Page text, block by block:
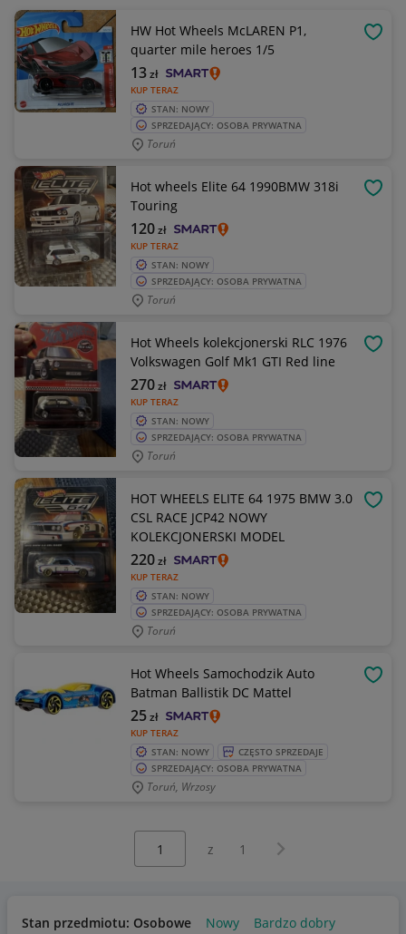
HW Hot Wheels McLAREN P1,
quarter mile heroes 1/5
KUP TERAZ
13zł
STAN: NOWY
SPRZEDAJĄCY: OSOBA PRYWATNA
Toruń
Hot wheels Elite 64 1990BMW 318i
Touring
KUP TERAZ
120zł
STAN: NOWY
SPRZEDAJĄCY: OSOBA PRYWATNA
Toruń
Hot Wheels kolekcjonerski RLC 1976
Volkswagen Golf Mk1 GTI Red line
KUP TERAZ
270zł
STAN: NOWY
SPRZEDAJĄCY: OSOBA PRYWATNA
Toruń
HOT WHEELS ELITE 64 1975 BMW 3.0
CSL RACE JCP42 NOWY
KOLEKCJONERSKI MODEL
KUP TERAZ
220zł
STAN: NOWY
SPRZEDAJĄCY: OSOBA PRYWATNA
Toruń
Hot Wheels Samochodzik Auto
Batman Ballistik DC Mattel
KUP TERAZ
25zł
STAN: NOWY
CZĘSTO SPRZEDAJE
SPRZEDAJĄCY: OSOBA PRYWATNA
Toruń, Wrzosy
z 1 Następna strona
Stan przedmiotu: Osobowe Nowy Bardzo dobry